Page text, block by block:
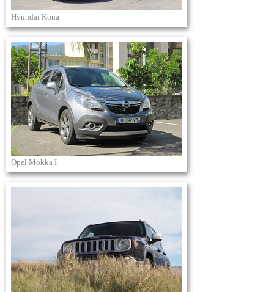
Hyundai Kona
Opel Mokka I